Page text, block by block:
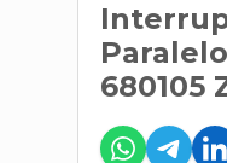
680105